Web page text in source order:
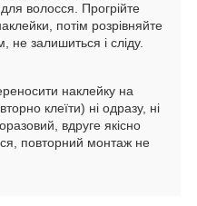
волосся. Прогрійте
потім розрівняйте
не залишиться і сліду.
наклейку на
клеїти) ні одразу, ні
вдруге якісно
повторний монтаж не